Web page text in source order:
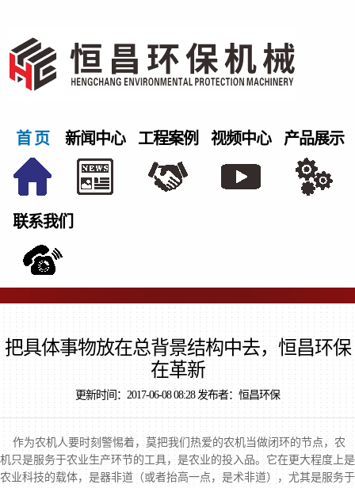
首 页 新闻中心 工程案例 视频中心 产品展示
联系我们
把具体事物放在总背景结构中去，恒昌环保
在革新
更新时间：2017-06-08 08:28 发布者：恒昌环保
作为农机人要时刻警惕着，莫把我们热爱的农机当做闭环的节点，农
机只是服务于农业生产环节的工具，是农业的投入品。它在更大程度上是
农业科技的载体，是器非道（或者抬高一点，是术非道），尤其是服务于